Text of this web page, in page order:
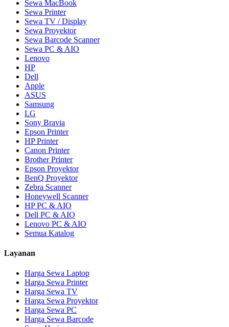
Sewa MacBook
Sewa Printer
Sewa TV / Display
Sewa Proyektor
Sewa Barcode Scanner
Sewa PC & AIO
Lenovo
HP
Dell
Apple
ASUS
Samsung
LG
Sony Bravia
Epson Printer
HP Printer
Canon Printer
Brother Printer
Epson Proyektor
BenQ Proyektor
Zebra Scanner
Honeywell Scanner
HP PC & AIO
Dell PC & AIO
Lenovo PC & AIO
Semua Katalog
Layanan
Harga Sewa Laptop
Harga Sewa Printer
Harga Sewa TV
Harga Sewa Proyektor
Harga Sewa PC
Harga Sewa Barcode